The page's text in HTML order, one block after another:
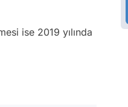
ise 2019 yılında